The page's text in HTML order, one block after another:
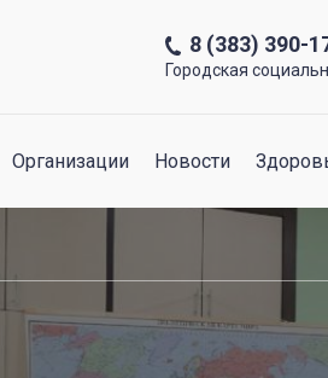
8 (383) 390-
Городская
Организации Новости